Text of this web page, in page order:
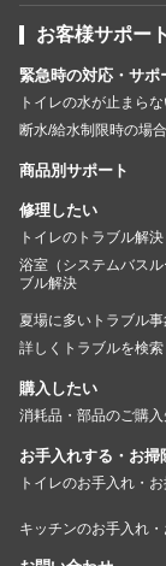
お客様サポー
緊急時の対応・サポ
トイレの水が止まら
断水/給水制限時の場合
商品別サポート
修理したい
トイレのトラブル解決
浴室（システムバス
ブル解決
夏場に多いトラブル
詳しくトラブルを検索
購入したい
消耗品・部品のご購
お手入れする・お掃
トイレのお手入れ・
キッチンのお手入れ